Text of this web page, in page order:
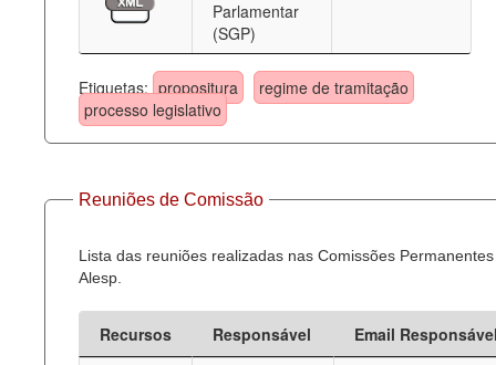
Parlamentar
(SGP)
Etiquetas: propositura
regime de tramitação
processo legislativo
Reuniões de Comissão
Lista das reuniões realizadas nas Comissões
Alesp.
Recursos Responsável
Email